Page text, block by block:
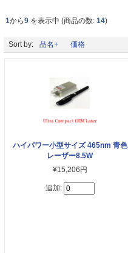
1から9 を表示中 (商品の数: 14)
Sort by: 品名+ 価格
ハイパワー小型サイズ 465nm 青色
レーザー8.5W
¥15,206円
追加: